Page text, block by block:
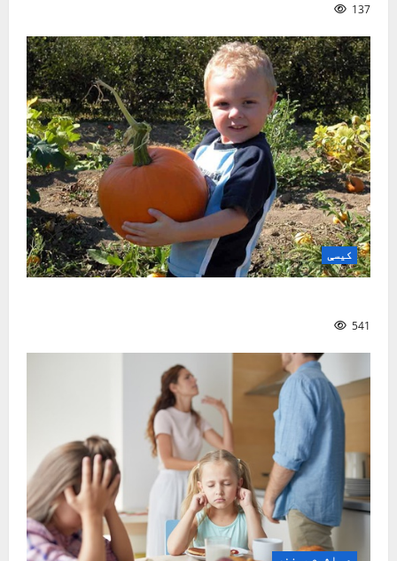
137
کیسې
541